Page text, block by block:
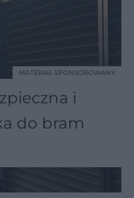
i
do bram
MATERIAŁ SPONSOROWANY